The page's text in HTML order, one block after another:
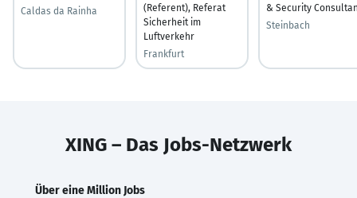
Caldas da Rainha
(Referent), Referat
Sicherheit im
Luftverkehr
Frankfurt
& Security
Steinbach
XING – Das Jobs-Netzwerk
Über eine Million Jobs